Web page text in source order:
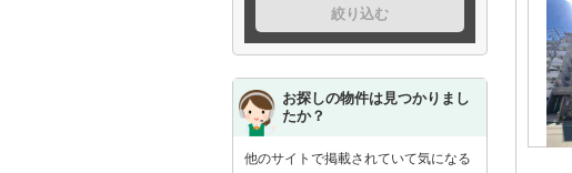
絞り込む
お探しの物件は見つかりまし
たか？
他のサイトで掲載されていて気になる